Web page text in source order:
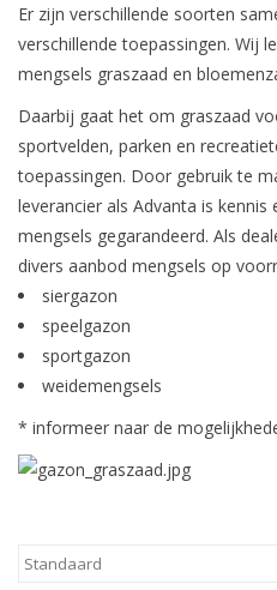
Meststoffen en
Bodemverbeteraars
Monitoring
Bestuiving
Brimex kaarten
Vallen
Onkruid & Reiniging
Er zijn verschillende soorten
verschillende toepassingen. Wij
mengsels graszaad en
Daarbij gaat het om graszaad
sportvelden, parken en
toepassingen. Door gebruik te
leverancier als Advanta is
mengsels gegarandeerd. Als
divers aanbod mengsels op
siergazon
speelgazon
sportgazon
weidemengsels
* informeer naar de